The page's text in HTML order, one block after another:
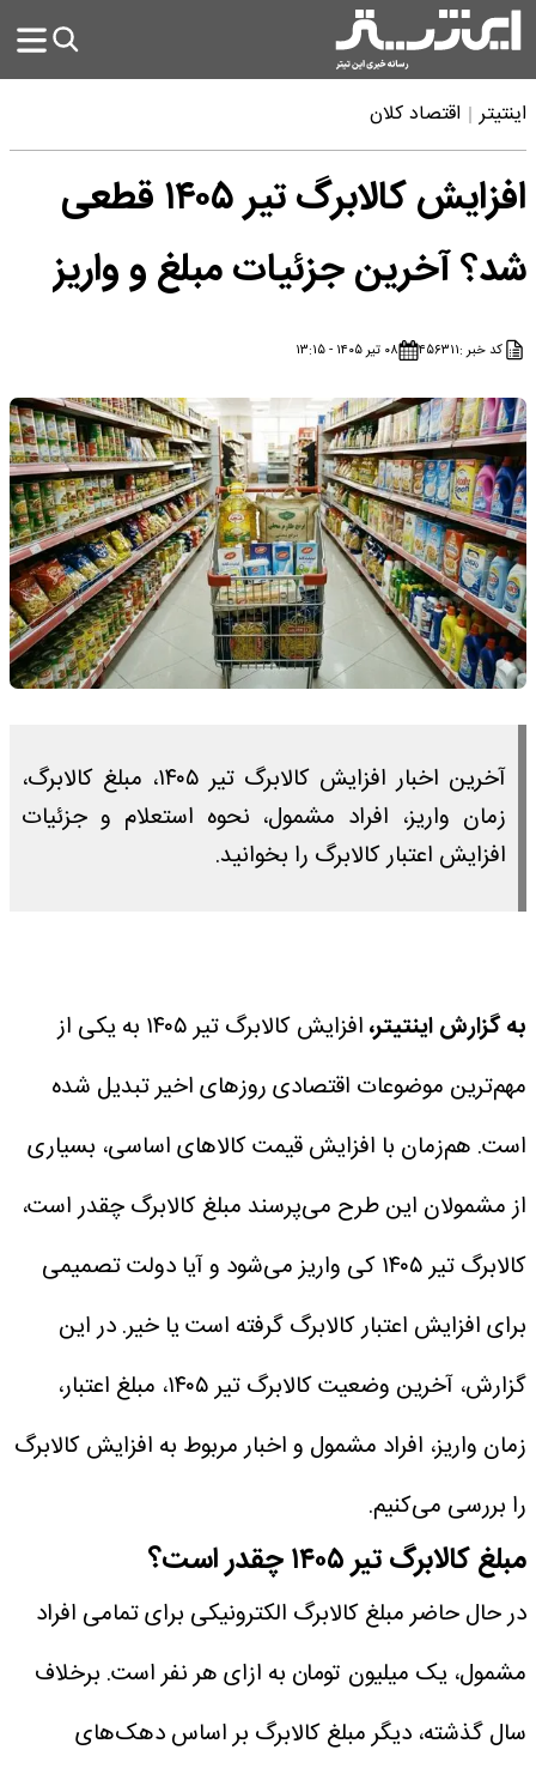
اینتیتر اقتصاد کلان
افزایش کالابرگ تیر ۱۴۰۵ قطعی
شد؟ آخرین جزئیات مبلغ و واریز
کد خبر :۴۵۶۳۱۱ ۰۸ تیر ۱۴۰۵ - ۱۳:۱۵
آخرین اخبار افزایش کالابرگ تیر ۱۴۰۵، مبلغ کالابرگ،
زمان واریز، افراد مشمول، نحوه استعلام و جزئیات
افزایش اعتبار کالابرگ را بخوانید.
به گزارش اینتیتر،
افزایش کالابرگ تیر ۱۴۰۵ به یکی از
مهم‌ترین موضوعات اقتصادی روزهای اخیر تبدیل شده
است. هم‌زمان با افزایش قیمت کالاهای اساسی، بسیاری
از مشمولان این طرح می‌پرسند مبلغ کالابرگ چقدر است،
کالابرگ تیر ۱۴۰۵ کی واریز می‌شود و آیا دولت تصمیمی
برای افزایش اعتبار کالابرگ گرفته است یا خیر.در این
گزارش، آخرین وضعیت کالابرگ تیر ۱۴۰۵، مبلغ اعتبار،
زمان واریز، افراد مشمول و اخبار مربوط به افزایش کالابرگ
را بررسی می‌کنیم.
مبلغ کالابرگ تیر ۱۴۰۵ چقدر است؟
در حال حاضر مبلغ کالابرگ الکترونیکی برای تمامی افراد
مشمول، یک میلیون تومان به ازای هر نفر است. برخلاف
سال گذشته، دیگر مبلغ کالابرگ بر اساس دهک‌های